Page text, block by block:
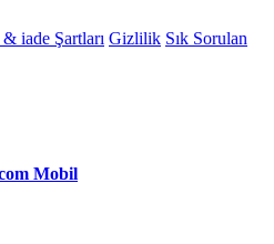
iade Şartları Gizlilik Sık Sorulan
Mobil